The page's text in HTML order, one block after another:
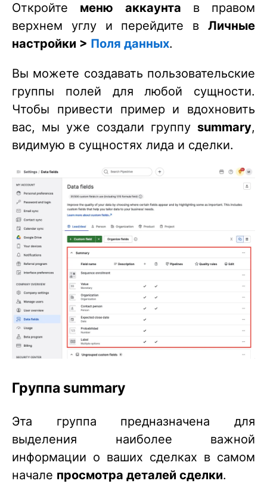
Откройте меню аккаунта в правом
верхнем углу и перейдите в Личные
настройки > Поля данных.
Вы можете создавать пользовательские
группы полей для любой сущности.
Чтобы привести пример и вдохновить
вас, мы уже создали группу summary,
видимую в сущностях лида и сделки.
Группа summary
Эта группа предназначена для
выделения наиболее важной
информации о ваших сделках в самом
начале просмотра деталей сделки.